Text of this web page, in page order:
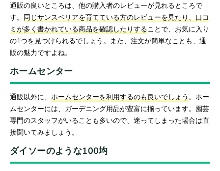
通販の良いところは、他の購入者のレビューが見れるところで
す。 同じサンスベリアを育てている方のレビューを見たり、口コ
ミが多く書かれている商品を確認したりすることで、お気に入り
の1つを見つけられるでしょう。また、注文が簡単なことも、通
販の魅力ですよね。
ホームセンター
通販以外に、 ホームセンターを利用するのも良いでしょう。ホー
ムセンターには、ガーデニング用品が豊富に揃っています。園芸
専門のスタッフがいることも多いので、迷ってしまった場合は直
接聞いてみましょう。
ダイソーのような100均